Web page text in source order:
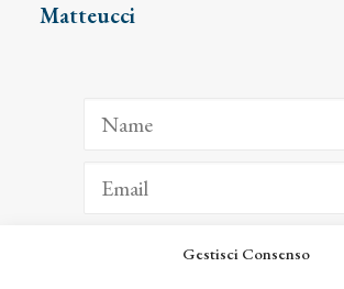
Gestisci Consenso
Matteucci
ISCRIVITI